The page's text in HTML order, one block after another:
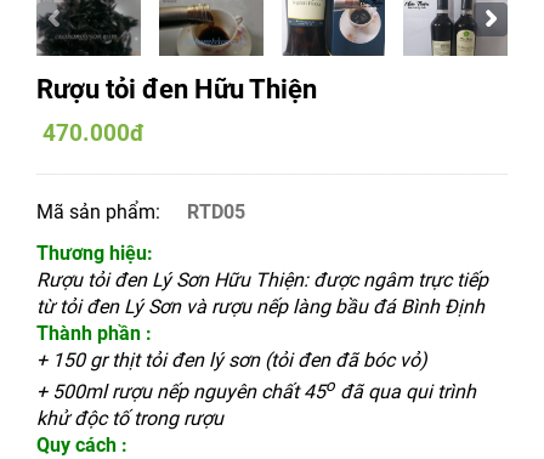
Rượu tỏi đen Hữu Thiện
470.000đ
Mã sản phẩm:
RTD05
Thương hiệu:
Rượu tỏi đen Lý Sơn Hữu Thiện: được ngâm trực tiếp
từ tỏi đen Lý Sơn và rượu nếp làng bầu đá Bình Định
Thành phần :
+ 150 gr thịt tỏi đenlý sơn (tỏi đen đã bóc vỏ)
+ 500ml rượu nếp nguyên chất 45o đã qua qui trình
khử độc tố trong rượu
Quy cách :